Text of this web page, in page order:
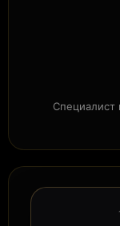
Специалист